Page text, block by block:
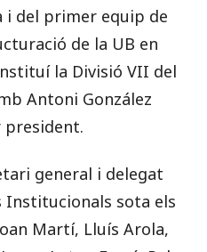
i del primer equip de
de la UB en
la Divisió VII del
Antoni González
president.
general i delegat
Institucionals sota els
Martí, Lluís Arola,